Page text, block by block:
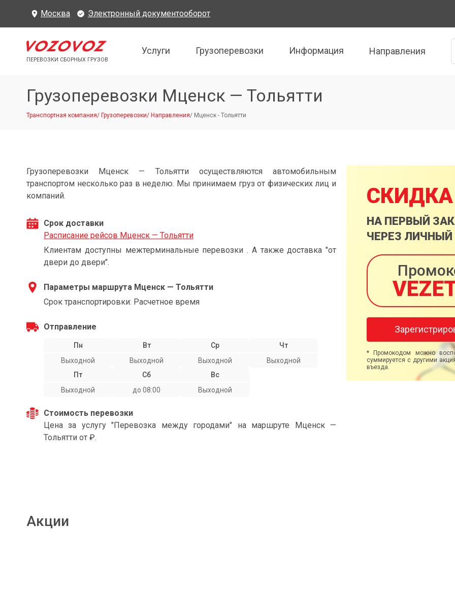
Москва Электронный документооборот
ПЕРЕВОЗКИ СБОРНЫХ ГРУЗОВ
Услуги Грузоперевозки Информация Направления
Грузоперевозки Мценск — Тольятти
Транспортная компания/ Грузоперевозки/ Направления/ Мценск - Тольятти
Грузоперевозки Мценск — Тольятти осуществляются автомобильным
транспортом несколько раз в неделю. Мы принимаем груз от физических лиц и
компаний.
Срок доставки
Расписание рейсов Мценск — Тольятти
Клиентам доступны межтерминальные перевозки . А также доставка "от
двери до двери".
Параметры маршрута Мценск — Тольятти
Срок транспортировки: Расчетное время
Отправление
Пн
Выходной
Вт
Выходной
Ср
Выходной
Чт
Выходной
Пт
Выходной
Сб
до 08:00
Вс
Выходной
Стоимость перевозки
Цена за услугу "Перевозка между городами" на маршруте Мценск —
Тольятти от ₽.
СКИДКА
НА ПЕРВЫЙ
ЧЕРЕЗ ЛИЧНЫЙ
* Промокодом можно
суммируется с другими
въезда.
Акции